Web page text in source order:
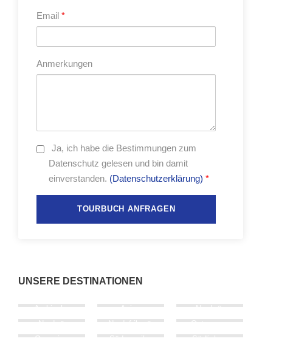
Email *
Anmerkungen
Ja, ich habe die Bestimmungen zum
Datenschutz gelesen und bin damit
einverstanden. (Datenschutzerklärung) *
UNSERE DESTINATIONEN
Arabische
Halbinsel
Asien
Nord- &
Mittel­amerika
Nord- &
West­europa
Nordafrika &
Südeuropa
Osteuropa
Ozeanien
Süd­amerika
Südliches